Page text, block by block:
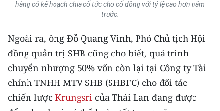
Media Môi trường
Infographic
TIN MỚI
TIN ĐỊA PHƯƠNG
hàng có kế hoạch chia cổ tức cho cổ đông với tỷ lệ cao hơn năm
trước.
Ngoài ra, ông Đỗ Quang Vinh, Phó Chủ tịch Hội
đồng quản trị SHB cũng cho biết, quá trình
chuyển nhượng 50% vốn còn lại tại Công ty Tài
chính TNHH MTV SHB (SHBFC) cho đối tác
chiến lược Krungsri của Thái Lan đang được